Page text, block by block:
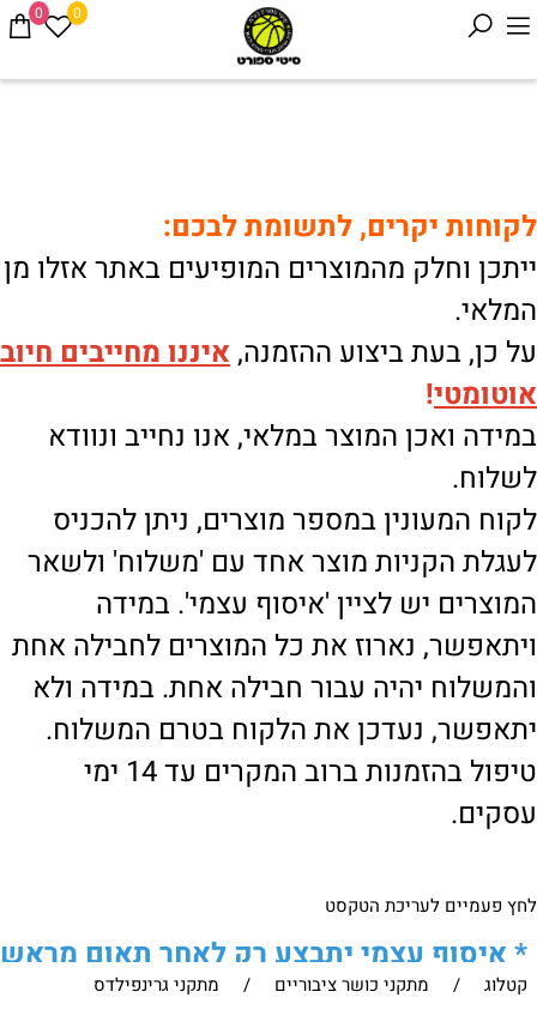
0 0
לקוחות יקרים, לתשומת לבכם:
ייתכן וחלק מהמוצרים המופיעים באתר אזלו מן
המלאי.
על כן, בעת ביצוע ההזמנה, איננו מחייבים חיוב
אוטומטי!
במידה ואכן המוצר במלאי, אנו נחייב ונוודא
לשלוח.
לקוח המעונין במספר מוצרים, ניתן להכניס
לעגלת הקניות מוצר אחד עם 'משלוח' ולשאר
המוצרים יש לציין 'איסוף עצמי'. במידה
ויתאפשר, נארוז את כל המוצרים לחבילה אחת
והמשלוח יהיה עבור חבילה אחת. במידה ולא
יתאפשר, נעדכן את הלקוח בטרם המשלוח.
טיפול בהזמנות ברוב המקרים עד 14 ימי
עסקים.
לחץ פעמיים לעריכת הטקסט
* איסוף עצמי יתבצע רק לאחר תאום מראש
של הלקוח מול נציגנו
קטלוג / מתקני כושר ציבוריים / מתקני גרינפילדס